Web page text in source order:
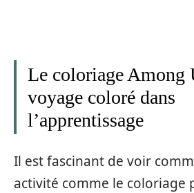
Le coloriage Among
voyage coloré dans
l’apprentissage
Il est fascinant de voir
activité comme le coloriage